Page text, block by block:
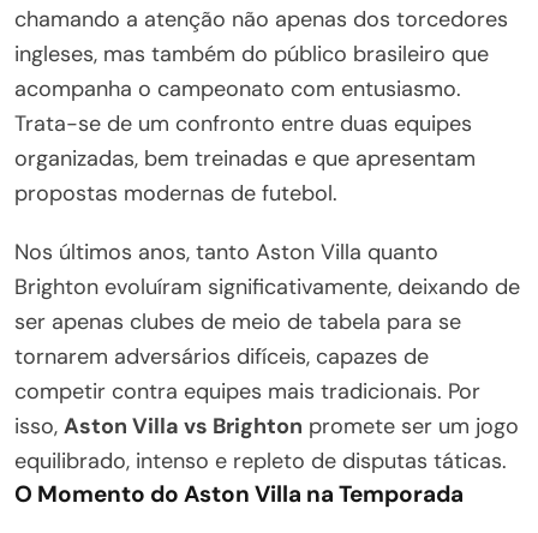
chamando a atenção não apenas dos torcedores
ingleses, mas também do público brasileiro que
acompanha o campeonato com entusiasmo.
Trata-se de um confronto entre duas equipes
organizadas, bem treinadas e que apresentam
propostas modernas de futebol.
Nos últimos anos, tanto Aston Villa quanto
Brighton evoluíram significativamente, deixando de
ser apenas clubes de meio de tabela para se
tornarem adversários difíceis, capazes de
competir contra equipes mais tradicionais. Por
isso, Aston Villa vs Brighton promete ser um jogo
equilibrado, intenso e repleto de disputas táticas.
O Momento do Aston Villa na Temporada